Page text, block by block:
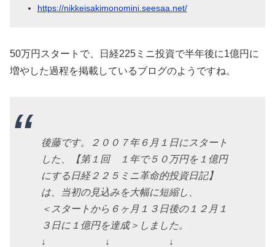
https://nikkeisakimonomini.seesaa.net/
50万円スタートで、日経225ミニ投資で半年後に1億円に
増やした過程を掲載しているブログのようですね。
後藤です。２００７年６月１日にスタート
した、【第１回 １年で５０万円を１億円
にする日経２２５ミニ革命的投資日記】
は、当初の見込みを大幅に短縮し、
＜スタートから６ヶ月１３日後の１２月１
３日に１億円を達成＞しました。
↓ ↓ ↓